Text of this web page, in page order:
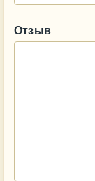
Отзыв